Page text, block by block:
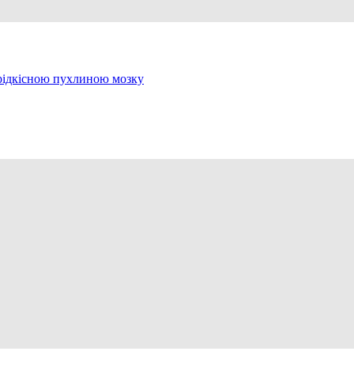
пухлиною мозку